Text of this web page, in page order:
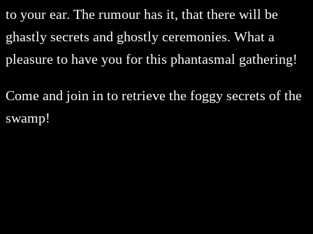
to your ear. The rumour has it, that there will be
ghastly secrets and ghostly ceremonies. What a
pleasure to have you for this phantasmal gathering!
Come and join in to retrieve the foggy secrets of the
swamp!